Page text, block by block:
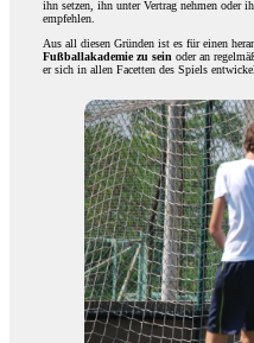
ihn setzen, ihn unter Vertrag nehmen oder
empfehlen.
Aus all diesen Gründen ist es für einen
Fußballakademie zu sein oder an
er sich in allen Facetten des Spiels